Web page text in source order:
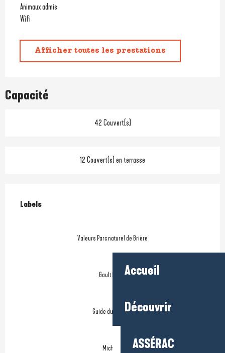
Accueil
Découvrir
ASSÉRAC
Animaux admis
Wifi
Afficher toutes les prestations
Capacité
42 Couvert(s)
12 Couvert(s) en terrasse
Offres de prestations
Labels
Labels
Valeurs Parc naturel de Brière
Gault Millau
Guide du Routard
Michelin